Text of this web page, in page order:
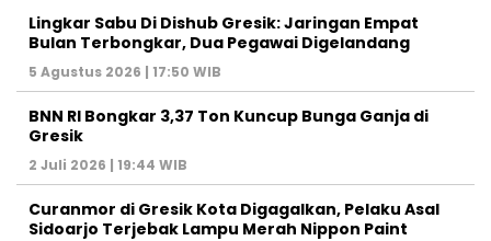
Lingkar Sabu Di Dishub Gresik: Jaringan Empat
Bulan Terbongkar, Dua Pegawai Digelandang
5 Agustus 2026 | 17:50 WIB
BNN RI Bongkar 3,37 Ton Kuncup Bunga Ganja di
Gresik
2 Juli 2026 | 19:44 WIB
Curanmor di Gresik Kota Digagalkan, Pelaku Asal
Sidoarjo Terjebak Lampu Merah Nippon Paint